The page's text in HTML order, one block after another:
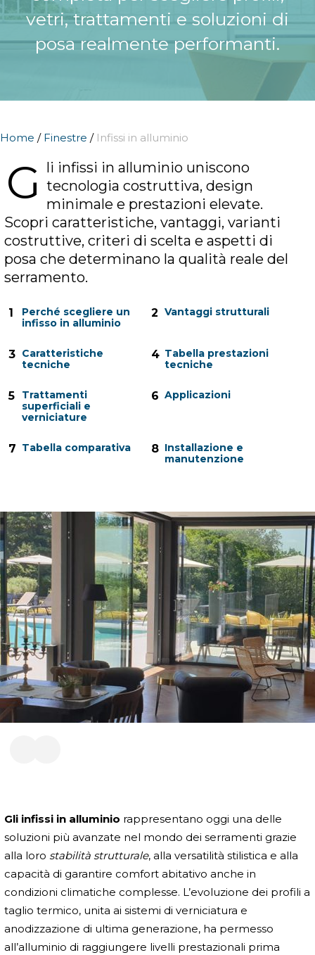
vetri, trattamenti e soluzioni di
posa realmente performanti.
Home /Finestre / Infissi in alluminio
G
li infissi in alluminio uniscono
tecnologia costruttiva, design
minimale e prestazioni elevate.
Scopri caratteristiche, vantaggi, varianti
costruttive, criteri di scelta e aspetti di
posa che determinano la qualità reale del
serramento.
1
Perché scegliere un
infisso in alluminio
2 Vantaggi strutturali
3 Caratteristiche
tecniche
4 Tabella prestazioni
tecniche
5
Trattamenti
superficiali e
verniciature
6 Applicazioni
7 Tabella comparativa 8 Installazione e
manutenzione
Gli infissi in alluminio rappresentano oggi una delle
soluzioni più avanzate nel mondo dei serramenti grazie
alla loro stabilità strutturale, alla versatilità stilistica e alla
capacità di garantire comfort abitativo anche in
condizioni climatiche complesse. L’evoluzione dei profili a
taglio termico, unita ai sistemi di verniciatura e
anodizzazione di ultima generazione, ha permesso
all’alluminio di raggiungere livelli prestazionali prima